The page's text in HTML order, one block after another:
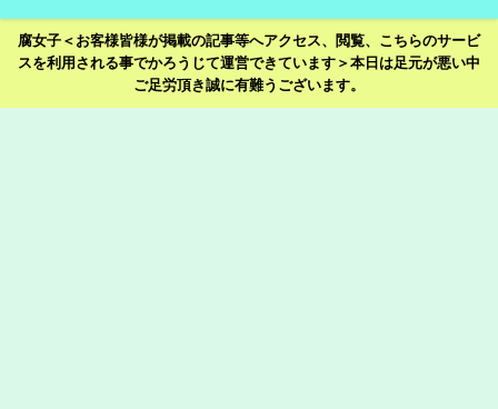
腐女子＜お客様皆様が掲載の記事等へアクセス、閲覧、こちらのサービ
スを利用される事でかろうじて運営できています＞本日は足元が悪い中
ご足労頂き誠に有難うございます。